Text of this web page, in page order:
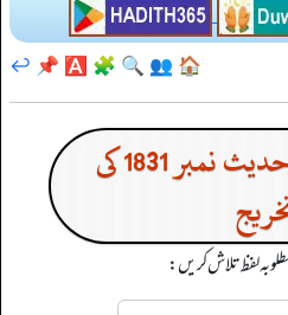
🏠
👥
🔍
🧩
🅰️
📌
↩️
صحیح بخاری حدیث نمبر 1831 کی
لفظ تلاش کریں: